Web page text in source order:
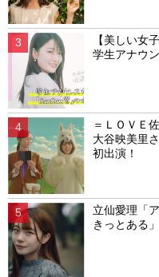
【美しい女
学生アナウ
＝ＬＯＶＥ
大谷映美里
初出演！
立仙愛理「
きっとある